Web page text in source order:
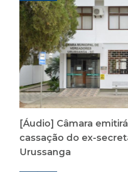
[Áudio] Câmara
cassação do ex-
Urussanga